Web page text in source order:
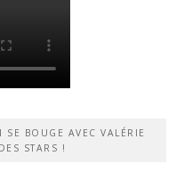
BOUGE AVEC VALÉRIE
STARS !